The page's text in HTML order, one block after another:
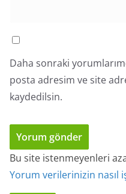
Daha sonraki
posta adresim ve site
kaydedilsin.
Bu site istenmeyenleri
Yorum verilerinizin nasıl